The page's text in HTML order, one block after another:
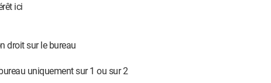
ici
droit sur le bureau
uniquement sur 1 ou sur 2